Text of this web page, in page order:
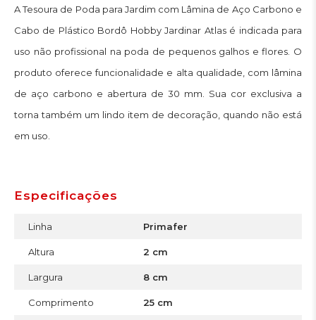
A Tesoura de Poda para Jardim com Lâmina de Aço Carbono e
Cabo de Plástico Bordô Hobby Jardinar Atlas é indicada para
uso não profissional na poda de pequenos galhos e flores. O
produto oferece funcionalidade e alta qualidade, com lâmina
de aço carbono e abertura de 30 mm. Sua cor exclusiva a
torna também um lindo item de decoração, quando não está
em uso.
Especificações
Linha Primafer
Altura 2 cm
Largura 8 cm
Comprimento 25 cm